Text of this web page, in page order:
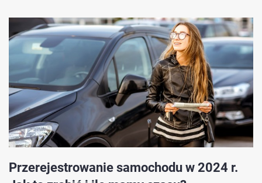
Przerejestrowanie samochodu w 2024 r.